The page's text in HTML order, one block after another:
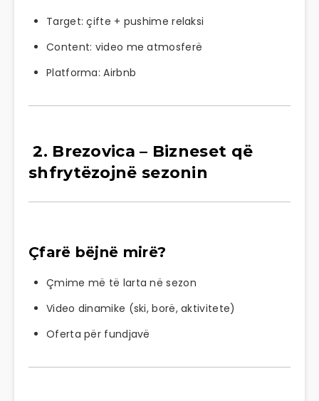
Target: çifte + pushime relaksi
Content: video me atmosferë
Platforma:Airbnb
2. Brezovica – Bizneset që
shfrytëzojnë sezonin
Çfarë bëjnë mirë?
Çmime më të larta në sezon
Video dinamike (ski, borë, aktivitete)
Oferta për fundjavë